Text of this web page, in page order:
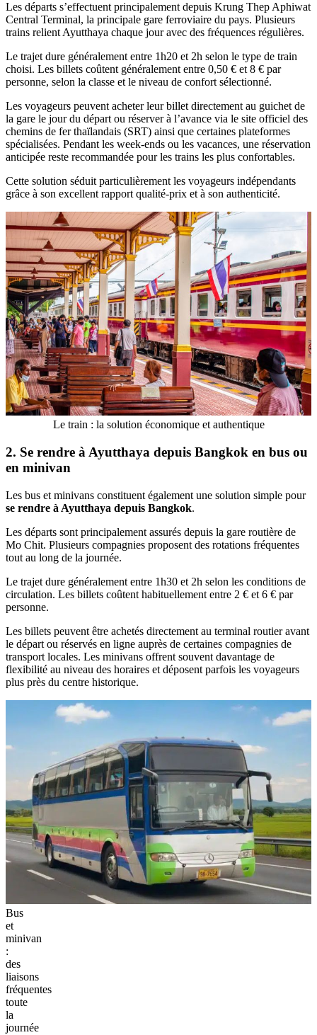
Les départs s’effectuent principalement depuis Krung Thep Aphiwat
Central Terminal, la principale gare ferroviaire du pays. Plusieurs
trains relient Ayutthaya chaque jour avec des fréquences régulières.
Le trajet dure généralement entre 1h20 et 2h selon le type de train
choisi. Les billets coûtent généralement entre 0,50 € et 8 € par
personne, selon la classe et le niveau de confort sélectionné.
Les voyageurs peuvent acheter leur billet directement au guichet de
la gare le jour du départ ou réserver à l’avance via le site officiel des
chemins de fer thaïlandais (SRT) ainsi que certaines plateformes
spécialisées. Pendant les week-ends ou les vacances, une réservation
anticipée reste recommandée pour les trains les plus confortables.
Cette solution séduit particulièrement les voyageurs indépendants
grâce à son excellent rapport qualité-prix et à son authenticité.
Le train : la solution économique et authentique
2. Se rendre à Ayutthaya depuis Bangkok en bus ou
en minivan
Les bus et minivans constituent également une solution simple pour
se rendre à Ayutthaya depuis Bangkok.
Les départs sont principalement assurés depuis la gare routière de
Mo Chit. Plusieurs compagnies proposent des rotations fréquentes
tout au long de la journée.
Le trajet dure généralement entre 1h30 et 2h selon les conditions de
circulation. Les billets coûtent habituellement entre 2 € et 6 € par
personne.
Les billets peuvent être achetés directement au terminal routier avant
le départ ou réservés en ligne auprès de certaines compagnies de
transport locales. Les minivans offrent souvent davantage de
flexibilité au niveau des horaires et déposent parfois les voyageurs
plus près du centre historique.
Bus
et
minivan
:
des
liaisons
fréquentes
toute
la
journée